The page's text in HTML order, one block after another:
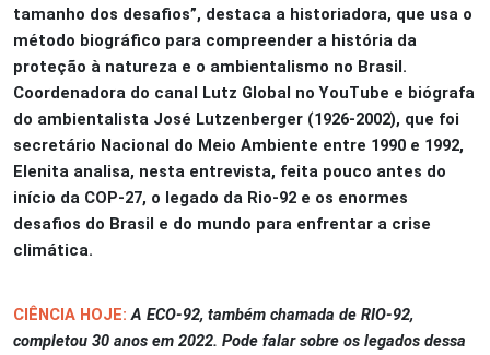
tamanho dos desafios”, destaca a historiadora, que usa o
método biográfico para compreender a história da
proteção à natureza e o ambientalismo no Brasil.
Coordenadora do canal Lutz Global no YouTube e biógrafa
do ambientalista José Lutzenberger (1926-2002), que foi
secretário Nacional do Meio Ambiente entre 1990 e 1992,
Elenita analisa, nesta entrevista, feita pouco antes do
início da COP-27, o legado da Rio-92 e os enormes
desafios do Brasil e do mundo para enfrentar a crise
climática.
CIÊNCIA HOJE: A ECO-92, também chamada de RIO-92,
completou 30 anos em 2022. Pode falar sobre os legados dessa